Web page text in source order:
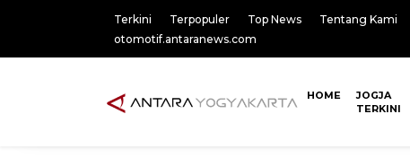
Terkini Terpopuler Top News Tentang Kami
otomotif.antaranews.com
HOME
JOGJA
TERKINI